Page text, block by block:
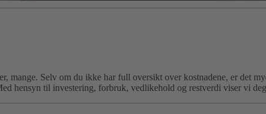
mange. Selv om du ikke har full oversikt over kostnadene, er det
hensyn til investering, forbruk, vedlikehold og restverdi viser vi